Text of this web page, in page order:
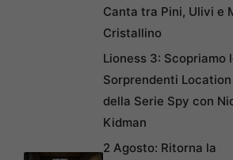
Canta tra Pini, Ulivi e
Cristallino
Lioness 3: Scopriamo
Sorprendenti Location
della Serie Spy con
Kidman
2 Agosto: Ritorna la